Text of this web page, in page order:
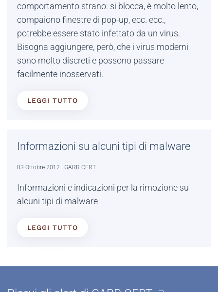
comportamento strano: si blocca, è molto lento,
compaiono finestre di pop-up, ecc. ecc.,
potrebbe essere stato infettato da un virus.
Bisogna aggiungere, però, che i virus moderni
sono molto discreti e possono passare
facilmente inosservati.
LEGGI TUTTO
Informazioni su alcuni tipi di malware
03 Ottobre 2012 | GARR CERT
Informazioni e indicazioni per la rimozione su
alcuni tipi di malware
LEGGI TUTTO